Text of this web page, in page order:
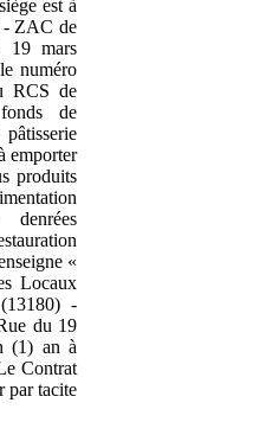
est à
ZAC de
19 mars
numéro
RCS de
de
emporter
produits
«
Locaux
-
du 19
(1) an à
Contrat
par tacite